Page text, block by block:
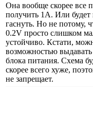
Она вообще скорее все
получить 1A. Или будет
гаснуть. Но не потому,
0.2V просто слишком
устойчиво. Кстати,
возможностью
блока питания. Схема
скорее всего хуже,
не запрещает.